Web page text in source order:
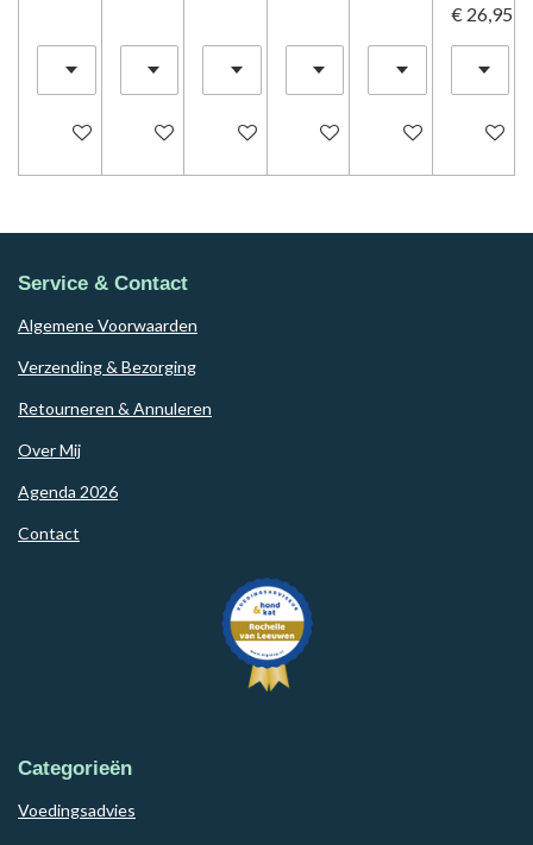
In winkelwagenIn winkelwagenIn winkelwagenIn winkelwagenIn winkelwagen
€ 26,95
In
Service & Contact
Algemene Voorwaarden
Verzending & Bezorging
Retourneren & Annuleren
Over Mij
Agenda 2026
Contact
Categorieën
Voedingsadvies